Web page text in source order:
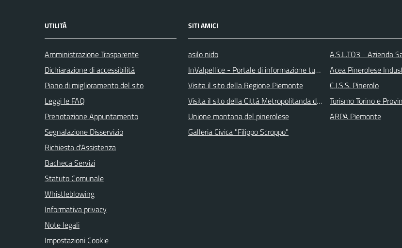
UTILITÀ
Amministrazione Trasparente
Dichiarazione di accessibilità
Piano di miglioramento del sito
Leggi le FAQ
Prenotazione Appuntamento
Segnalazione Disservizio
Richiesta d'Assistenza
Bacheca Servizi
Statuto Comunale
Whistleblowing
Informativa privacy
Note legali
Impostazioni Cookie
SITI AMICI
asilo nido
InValpellice - Portale di informazione turstica
Visita il sito della Regione Piemonte
Visita il sito della Città Metropolitanda di Torino
Unione montana del pinerolese
Galleria Civica "Filippo Scroppo"
A.S.L.TO3 - Azienda
Acea Pinerolese
C.I.S.S. Pinerolo
Turismo Torino e
ARPA Piemonte